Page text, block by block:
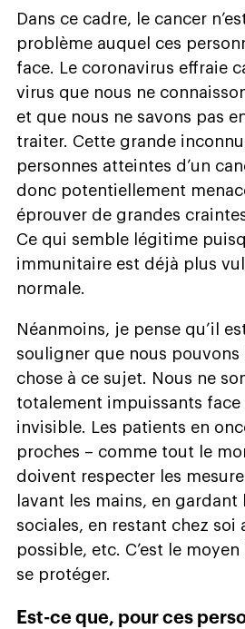
Dans ce cadre, le cancer
problème auquel ces
face. Le coronavirus effraie
virus que nous ne
et que nous ne savons pas
traiter. Cette grande
personnes atteintes d’un
donc potentiellement
éprouver de grandes
Ce qui semble légitime
immunitaire est déjà plus
normale.
Néanmoins, je pense qu’il
souligner que nous
chose à ce sujet. Nous ne
totalement impuissants face
invisible. Les patients en
proches – comme tout le
doivent respecter les
lavant les mains, en gardant
sociales, en restant chez soi
possible, etc. C’est le
se protéger.
Est-ce que, pour ces